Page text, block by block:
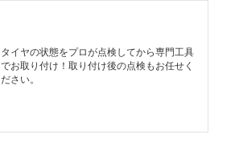
タイヤの状態をプロが点検してから専門工具
でお取り付け！取り付け後の点検もお任せく
ださい。